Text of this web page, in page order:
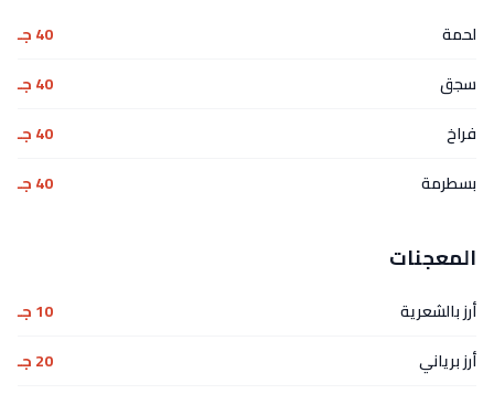
لحمة
40 جـ
سجق
40 جـ
فراخ
40 جـ
بسطرمة
40 جـ
المعجنات
أرز بالشعرية
10 جـ
أرز برياني
20 جـ